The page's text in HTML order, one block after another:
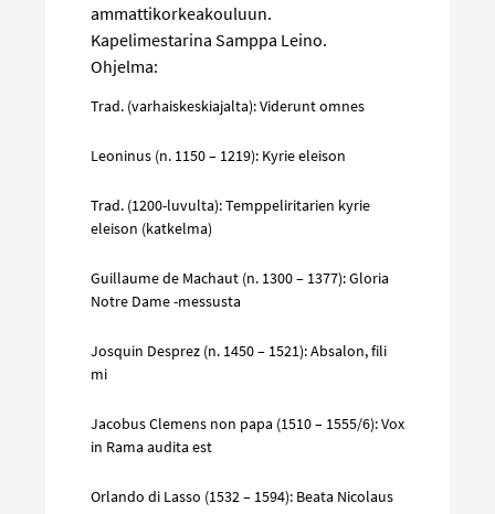
ammattikorkeakouluun.
Kapelimestarina Samppa Leino.
Ohjelma:
Trad. (varhaiskeskiajalta): Viderunt omnes
Leoninus (n. 1150 – 1219): Kyrie eleison
Trad. (1200-luvulta): Temppeliritarien kyrie
eleison (katkelma)
Guillaume de Machaut (n. 1300 – 1377): Gloria
Notre Dame -messusta
Josquin Desprez (n. 1450 – 1521): Absalon, fili
mi
Jacobus Clemens non papa (1510 – 1555/6): Vox
in Rama audita est
Orlando di Lasso (1532 – 1594): Beata Nicolaus